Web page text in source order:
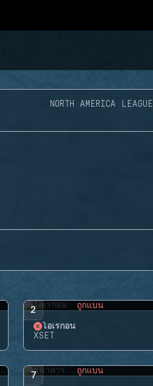
NORTH AMERICA LEAGUE
2 ถูกแบน
โอเรกอน
XSET
7 ถูกแบน